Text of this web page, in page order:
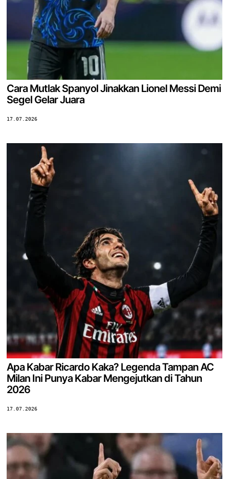
Cara Mutlak Spanyol Jinakkan Lionel Messi Demi
Segel Gelar Juara
17.07.2026
Apa Kabar Ricardo Kaka? Legenda Tampan AC
Milan Ini Punya Kabar Mengejutkan di Tahun
2026
17.07.2026